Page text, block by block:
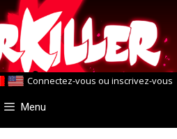
Connectez-vous ou inscrivez-vous
Menu